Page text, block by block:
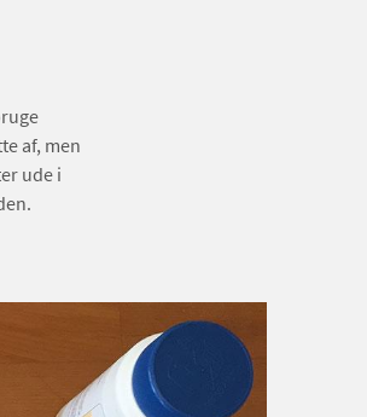
af, men
ude i